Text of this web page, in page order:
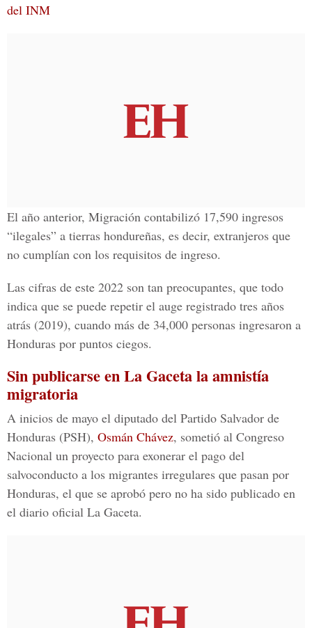
del INM
El año anterior, Migración contabilizó 17,590 ingresos
“ilegales” a tierras hondureñas, es decir, extranjeros que
no cumplían con los requisitos de ingreso.
Las cifras de este 2022 son tan preocupantes, que todo
indica que se puede repetir el auge registrado tres años
atrás (2019), cuando más de 34,000 personas ingresaron a
Honduras por puntos ciegos.
Sin publicarse en La Gaceta la amnistía
migratoria
A inicios de mayo el diputado del Partido Salvador de
Honduras (PSH), Osmán Chávez, sometió al Congreso
Nacional un proyecto para exonerar el pago del
salvoconducto a los migrantes irregulares que pasan por
Honduras, el que se aprobó pero no ha sido publicado en
el diario oficial La Gaceta.